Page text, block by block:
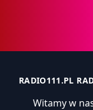
RADIO111.PL
Witamy w